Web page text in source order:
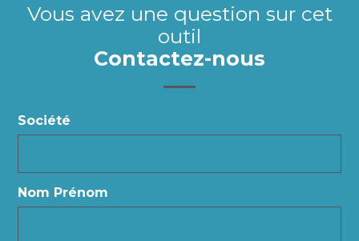
Vous avez une question sur cet
outil
Contactez-nous
Société
Nom Prénom